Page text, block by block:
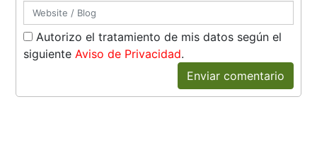
Autorizo el tratamiento de mis datos según el
siguienteAviso de Privacidad.
Enviar comentario